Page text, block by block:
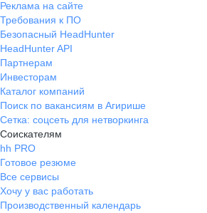
Реклама на сайте
Требования к ПО
Безопасный HeadHunter
HeadHunter API
Партнерам
Инвесторам
Каталог компаний
Поиск по вакансиям в Агирише
Сетка: соцсеть для нетворкинга
Соискателям
hh PRO
Готовое резюме
Все сервисы
Хочу у вас работать
Производственный календарь